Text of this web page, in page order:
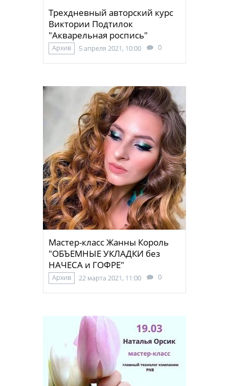
Трехдневный авторский курс
Виктории Подтилок
"Акварельная роспись"
Архив 5 апреля 2021, 10:00 0
Мастер-класс Жанны Король
"ОБЪЕМНЫЕ УКЛАДКИ без
НАЧЕСА и ГОФРЕ"
Архив 22 марта 2021, 11:00 0